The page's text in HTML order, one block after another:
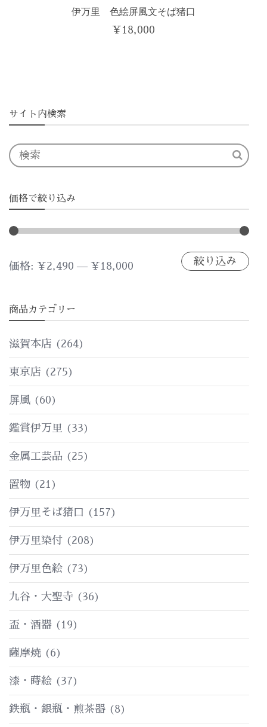
伊万里 色絵屏風文そば猪口
¥18,000
サイト内検索
価格で絞り込み
最
価
格
最
価
格
絞り込み
価格: ¥2,490 — ¥18,000
商品カテゴリー
滋賀本店 (264)
東京店 (275)
屏風 (60)
鑑賞伊万里 (33)
金属工芸品 (25)
置物 (21)
伊万里そば猪口 (157)
伊万里染付 (208)
伊万里色絵 (73)
九谷・大聖寺 (36)
盃・酒器 (19)
薩摩焼 (6)
漆・蒔絵 (37)
鉄瓶・銀瓶・煎茶器 (8)